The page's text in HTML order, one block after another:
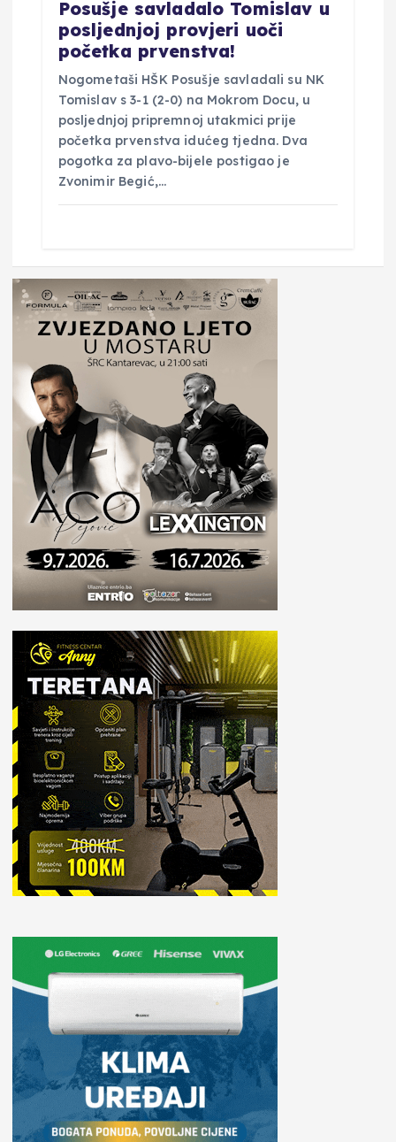
Posušje savladalo Tomislav u
posljednjoj provjeri uoči
početka prvenstva!
Nogometaši HŠK Posušje savladali su NK
Tomislav s 3-1 (2-0) na Mokrom Docu, u
posljednjoj pripremnoj utakmici prije
početka prvenstva idućeg tjedna. Dva
pogotka za plavo-bijele postigao je
Zvonimir Begić,…